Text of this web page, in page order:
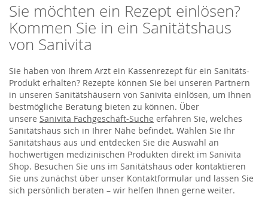
Sie möchten ein Rezept einlösen?
Kommen Sie in ein Sanitätshaus
von Sanivita
Sie haben von Ihrem Arzt ein Kassenrezept für ein Sanitäts-
Produkt erhalten? Rezepte können Sie bei unseren Partnern
in unseren Sanitätshäusern von Sanivita einlösen, um Ihnen
bestmögliche Beratung bieten zu können. Über
unsere Sanivita Fachgeschäft-Suche erfahren Sie, welches
Sanitätshaus sich in Ihrer Nähe befindet. Wählen Sie Ihr
Sanitätshaus aus und entdecken Sie die Auswahl an
hochwertigen medizinischen Produkten direkt im Sanivita
Shop. Besuchen Sie uns im Sanitätshaus oder kontaktieren
Sie uns zunächst über unser Kontaktformular und lassen Sie
sich persönlich beraten – wir helfen Ihnen gerne weiter.